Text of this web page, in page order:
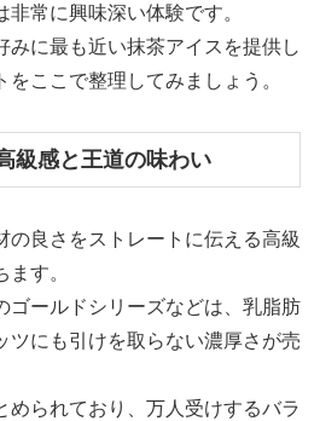
常に興味深い体験です。
みに最も近い抹茶アイスを提供し
ここで整理してみましょう。
級感と王道の味わい
の良さをストレートに伝える高級
す。
ゴールドシリーズなどは、乳脂肪
ツにも引けを取らない濃厚さが売
められており、万人受けするバラ